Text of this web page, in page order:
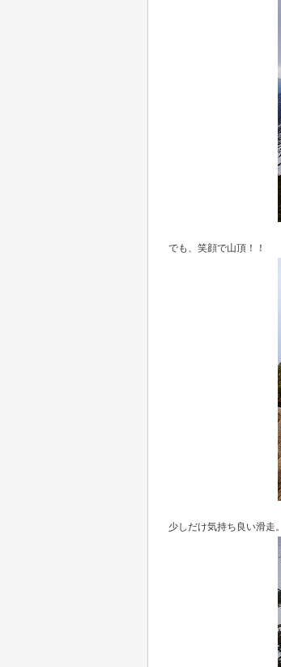
でも、笑顔で山頂！！
少しだけ気持ち良い滑走。